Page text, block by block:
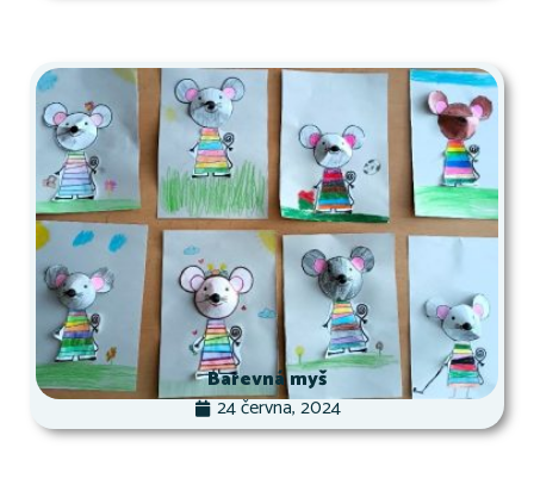
Barevná myš
24 června, 2024